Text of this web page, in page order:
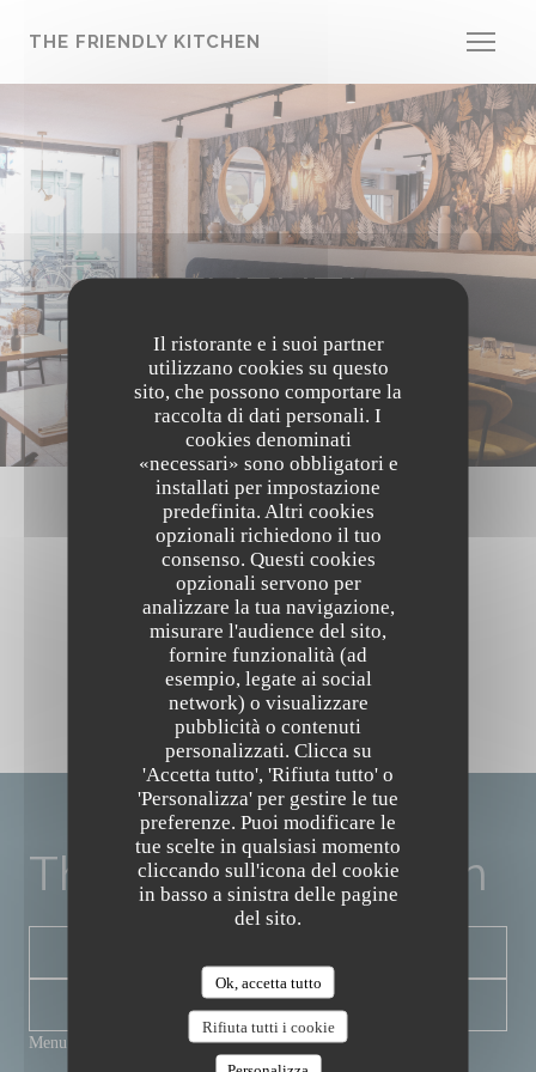
Il ristorante e i suoi partner
utilizzano cookies su questo
sito, che possono comportare la
raccolta di dati personali. I
cookies denominati
«necessari» sono obbligatori e
installati per impostazione
predefinita. Altri cookies
opzionali richiedono il tuo
consenso. Questi cookies
opzionali servono per
analizzare la tua navigazione,
misurare l'audience del sito,
fornire funzionalità (ad
esempio, legate ai social
network) o visualizzare
pubblicità o contenuti
personalizzati. Clicca su
'Accetta tutto', 'Rifiuta tutto' o
'Personalizza' per gestire le tue
preferenze. Puoi modificare le
tue scelte in qualsiasi momento
cliccando sull'icona del cookie
in basso a sinistra delle pagine
del sito.
Ok, accetta tutto
Rifiuta tutti i cookie
THE FRIENDLY KITCHEN
EVENTI
The Friendly Kitchen
NEWSLETTER
Menu
The Friendly Kitchen